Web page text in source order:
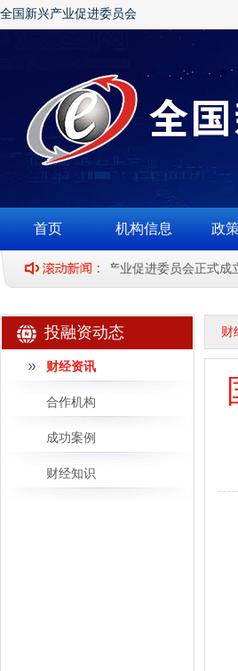
全国新兴产业促进委员会
首页 机构信息 政
关于全国新兴产业促进委员会正式成立
投融资动态
财经资讯
合作机构
成功案例
财经知识
财